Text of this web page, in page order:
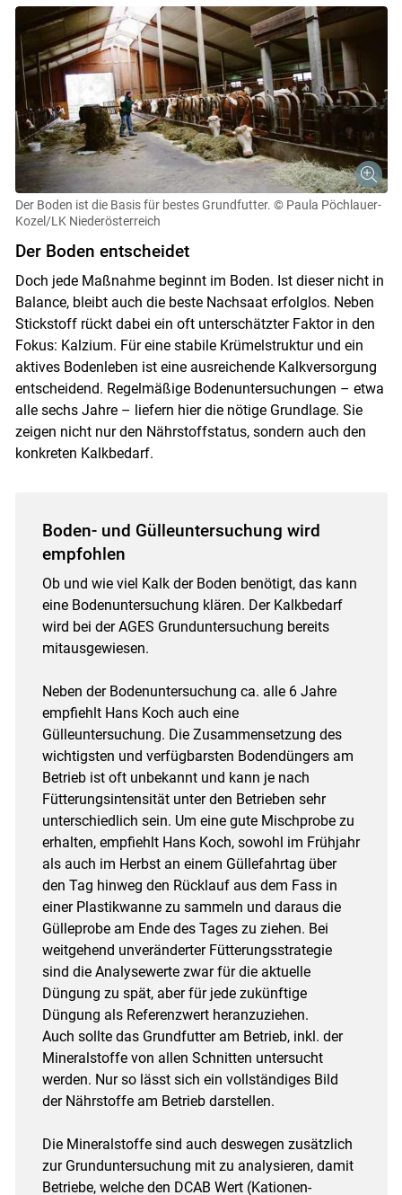
Der Boden ist die Basis für bestes Grundfutter. © Paula Pöchlauer-
Kozel/LK Niederösterreich
Der Boden entscheidet
Doch jede Maßnahme beginnt im Boden. Ist dieser nicht in
Balance, bleibt auch die beste Nachsaat erfolglos. Neben
Stickstoff rückt dabei ein oft unterschätzter Faktor in den
Fokus: Kalzium. Für eine stabile Krümelstruktur und ein
aktives Bodenleben ist eine ausreichende Kalkversorgung
entscheidend. Regelmäßige Bodenuntersuchungen – etwa
alle sechs Jahre – liefern hier die nötige Grundlage. Sie
zeigen nicht nur den Nährstoffstatus, sondern auch den
konkreten Kalkbedarf.
Boden- und Gülleuntersuchung wird
empfohlen
Ob und wie viel Kalk der Boden benötigt, das kann
eine Bodenuntersuchung klären. Der Kalkbedarf
wird bei der AGES Grunduntersuchung bereits
mitausgewiesen.
Neben der Bodenuntersuchung ca. alle 6 Jahre
empfiehlt Hans Koch auch eine
Gülleuntersuchung. Die Zusammensetzung des
wichtigsten und verfügbarsten Bodendüngers am
Betrieb ist oft unbekannt und kann je nach
Fütterungsintensität unter den Betrieben sehr
unterschiedlich sein. Um eine gute Mischprobe zu
erhalten, empfiehlt Hans Koch, sowohl im Frühjahr
als auch im Herbst an einem Güllefahrtag über
den Tag hinweg den Rücklauf aus dem Fass in
einer Plastikwanne zu sammeln und daraus die
Gülleprobe am Ende des Tages zu ziehen. Bei
weitgehend unveränderter Fütterungsstrategie
sind die Analysewerte zwar für die aktuelle
Düngung zu spät, aber für jede zukünftige
Düngung als Referenzwert heranzuziehen.
Auch sollte das Grundfutter am Betrieb, inkl. der
Mineralstoffe von allen Schnitten untersucht
werden. Nur so lässt sich ein vollständiges Bild
der Nährstoffe am Betrieb darstellen.
Die Mineralstoffe sind auch deswegen zusätzlich
zur Grunduntersuchung mit zu analysieren, damit
Betriebe, welche den DCAB Wert (Kationen-